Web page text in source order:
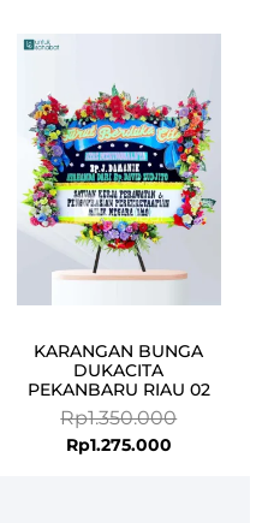
KARANGAN BUNGA
DUKACITA
PEKANBARU RIAU 02
Rp1.350.000
was:
Rp1.275.000
is:
Rp1.275.000.